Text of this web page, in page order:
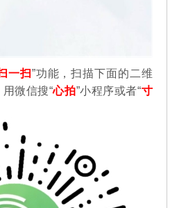
一扫”功能，扫描下面的二维
微信搜“心拍”小程序或者“寸